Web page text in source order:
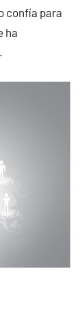
confía para
ha